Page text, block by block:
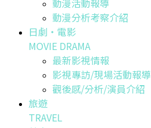
動漫活動報導
動漫分析考察介紹
日劇・電影
MOVIE DRAMA
最新影視情報
影視專訪/現場活動報導
觀後感/分析/演員介紹
旅遊
TRAVEL